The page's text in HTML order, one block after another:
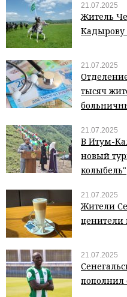
21.07.2025
Житель
Кадырову
21.07.2025
тысяч
21.07.2025
В Итум-
новый
колыбель"
21.07.2025
Жители
ценители
21.07.2025
пополнил